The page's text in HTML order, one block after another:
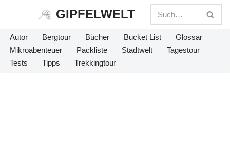
Inhalt
springen
GIPFELWELT
Autor Bergtour Bücher Bucket List
Glossar
Mikroabenteuer
Packliste Stadtwelt
Tagestour
Tests
Tipps Trekkingtour